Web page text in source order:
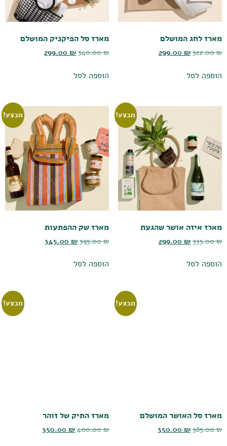
מארז לחג המושלם
322.00₪
299.00 ₪
הוספה לסל
מארז סל הפיקניק המושלם
340.00₪
299.00₪
הוספה לסל
מבצע!
מארז איזה אושר שהגעת
335.00₪
299.00 ₪
הוספה לסל
מבצע!
מארז שק ההפתעות
395.00₪
345.00₪
הוספה לסל
מבצע!
מארז סל האושר המושלם
385.00₪
350.00 ₪
מבצע!
מארז התיק של זוהר
400.00₪
350.00₪